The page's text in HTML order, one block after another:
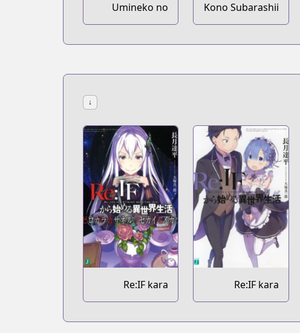
Kono Subarashii
Sekai ni
Umineko no
Naku Koro ni -
↓
Re:IF kara
Hajimeru Isekai
Re:IF kara
Hajimeru Isekai